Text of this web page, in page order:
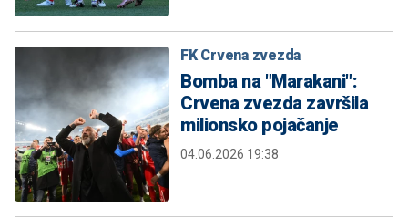
FK Crvena zvezda
Bomba na "Marakani":
Crvena zvezda završila
milionsko pojačanje
04.06.2026 19:38